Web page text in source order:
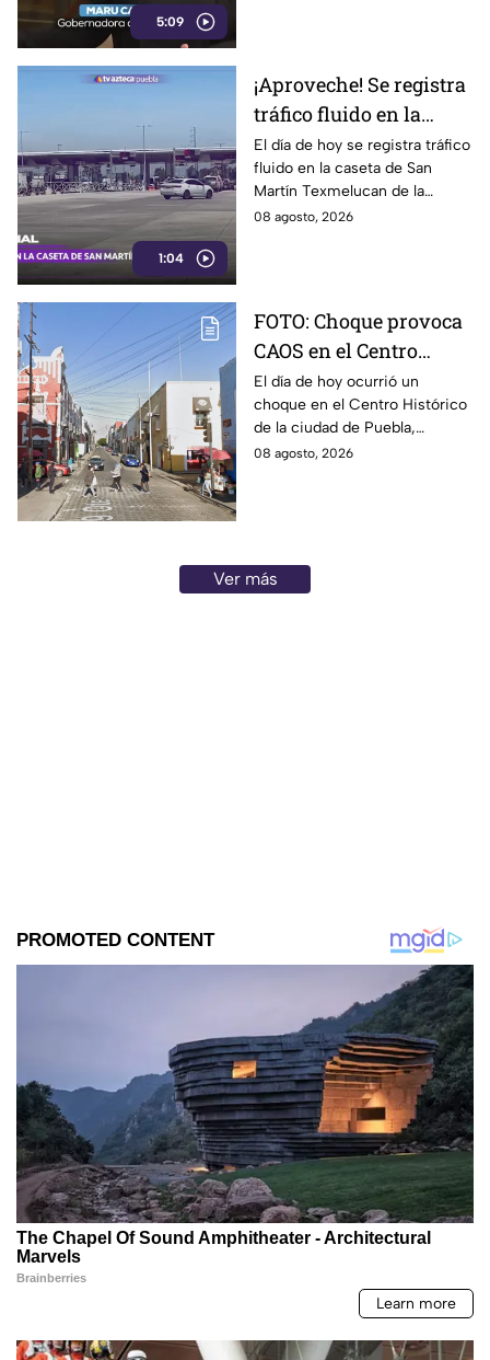
5:09
1:04
¡Aproveche! Se registra
tráfico fluido en la
caseta de Texmelucan
de la autopista México-
Puebla HOY sábado
El día de hoy se registra tráfico
fluido en la caseta de San
Martín Texmelucan de la
autopista México-Puebla; así lo
08 agosto, 2026
FOTO: Choque provoca
CAOS en el Centro
Histórico HOY sábado;
vías alternas
El día de hoy ocurrió un
choque en el Centro Histórico
de la ciudad de Puebla,
ocasionando caos en la
08 agosto, 2026
Ver más